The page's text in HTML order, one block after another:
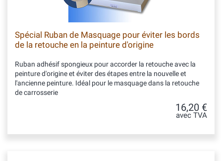
Spécial Ruban de Masquage pour éviter les bords
de la retouche en la peinture d'origine
Ruban adhésif spongieux pour accorder la retouche avec la
peinture d'origine et éviter des étapes entre la nouvelle et
l'ancienne peinture. Idéal pour le masquage dans la retouche
de carrosserie
16,20 €
avec TVA